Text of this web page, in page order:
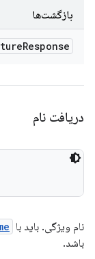
بازگشت‌ها
Response
دریافت نام
نام ویژگی. باید با
باشد.